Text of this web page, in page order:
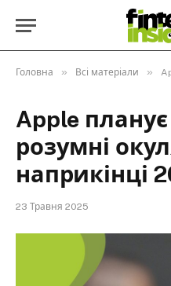
Головна » Всі матеріали »
Apple
розумні
наприкінці
23 Травня 2025